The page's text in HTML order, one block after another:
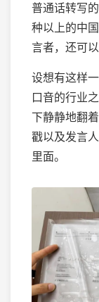
普通话转写
种以上的中
言者，还可
设想有这样
口音的行业
下静静地翻
戳以及发言
里面。